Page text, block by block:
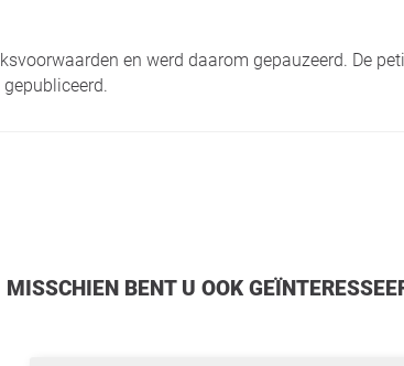
en werd daarom gepauzeerd. De
MISSCHIEN BENT U OOK